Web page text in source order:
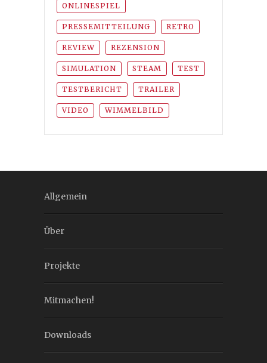
ONLINESPIEL
PRESSEMITTEILUNG RETRO
REVIEW REZENSION
SIMULATION STEAM TEST
TESTBERICHT TRAILER
VIDEO WIMMELBILD
Allgemein
Über
Projekte
Mitmachen!
Downloads